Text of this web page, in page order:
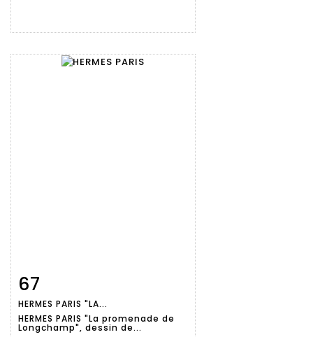
détaillée
67
HERMES PARIS "LA...
HERMES PARIS "La promenade de
Longchamp", dessin de...